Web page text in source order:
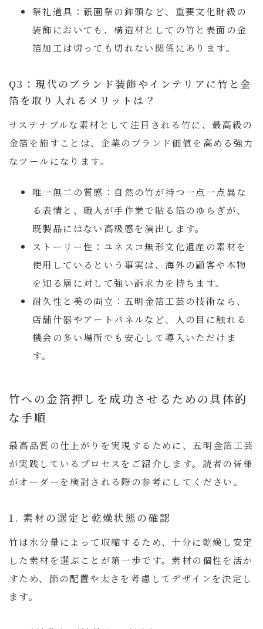
祭礼道具： 祇園祭の鉾頭など、重要文化財級の
装飾においても、構造材としての竹と表面の金
箔加工は切っても切れない関係にあります。
Q3：現代のブランド装飾やインテリアに竹と金
箔を取り入れるメリットは？
サステナブルな素材として注目される竹に、最高級の
金箔を施すことは、企業のブランド価値を高める強力
なツールになります。
唯一無二の質感： 自然の竹が持つ一点一点異な
る表情と、職人が手作業で貼る箔のゆらぎが、
既製品にはない高級感を演出します。
ストーリー性： ユネスコ無形文化遺産の素材を
使用しているという事実は、海外の顧客や本物
を知る層に対して強い訴求力を持ちます。
耐久性と美の両立： 五明金箔工芸の技術なら、
店舗什器やアートパネルなど、人の目に触れる
機会の多い場所でも安心して導入いただけま
す。
竹への金箔押しを成功させるための具体的
な手順
最高品質の仕上がりを実現するために、五明金箔工芸
が実践しているプロセスをご紹介します。読者の皆様
がオーダーを検討される際の参考にしてください。
1. 素材の選定と乾燥状態の確認
竹は水分量によって収縮するため、十分に乾燥し安定
した素材を選ぶことが第一歩です。素材の個性を活か
すため、節の配置や太さを考慮してデザインを決定し
ます。